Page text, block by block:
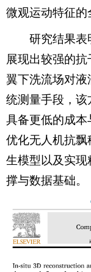
微观运动特征的
研究结果表
展现出较强的
翼下洗流场对
统测量手段，该
具备更低的成
优化无人机抗
生模型以及实
撑与数据基础。